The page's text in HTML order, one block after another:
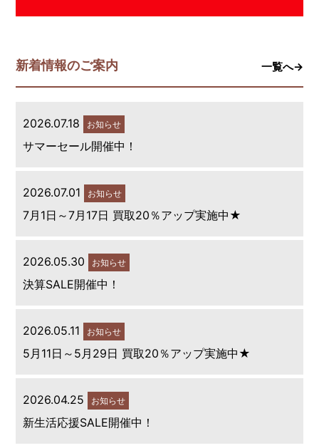
新着情報のご案内 一覧へ→
2026.07.18 お知らせ
サマーセール開催中！
2026.07.01 お知らせ
7月1日～7月17日 買取20％アップ実施中★
2026.05.30 お知らせ
決算SALE開催中！
2026.05.11 お知らせ
5月11日～5月29日 買取20％アップ実施中★
2026.04.25 お知らせ
新生活応援SALE開催中！